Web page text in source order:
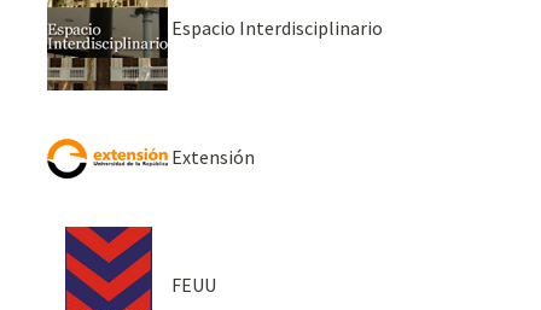
Espacio Interdisciplinario
Extensión
FEUU